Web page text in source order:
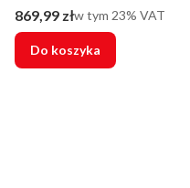
Cena brutto
869,99 złw tym %s VAT
w tym 23% VAT
Do koszyka